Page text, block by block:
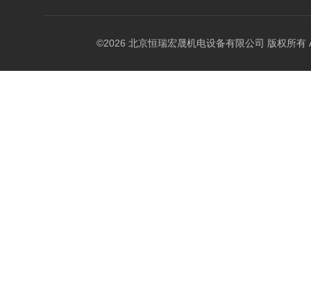
©2026 北京恒瑞宏晟机电设备有限公司 版权所有